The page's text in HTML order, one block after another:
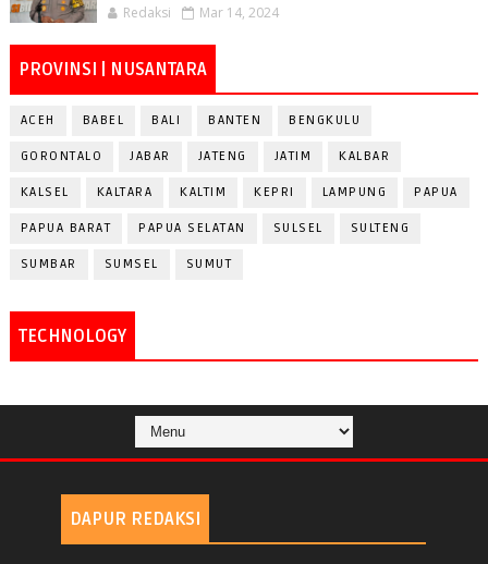
Redaksi Mar 14, 2024
PROVINSI | NUSANTARA
ACEH BABEL BALI BANTEN BENGKULU
GORONTALO JABAR JATENG JATIM KALBAR
KALSEL KALTARA KALTIM KEPRI LAMPUNG PAPUA
PAPUA BARAT PAPUA SELATAN SULSEL SULTENG
SUMBAR SUMSEL SUMUT
TECHNOLOGY
DAPUR REDAKSI